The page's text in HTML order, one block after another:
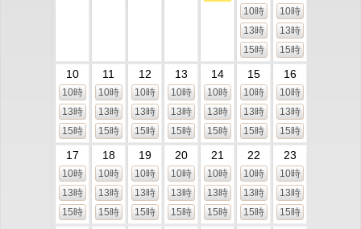
10時
13時
15時
10時
13時
15時
10
10時
13時
15時
11
10時
13時
15時
12
10時
13時
15時
13
10時
13時
15時
14
10時
13時
15時
15
10時
13時
15時
16
10時
13時
15時
17
10時
13時
15時
18
10時
13時
15時
19
10時
13時
15時
20
10時
13時
15時
21
10時
13時
15時
22
10時
13時
15時
23
10時
13時
15時